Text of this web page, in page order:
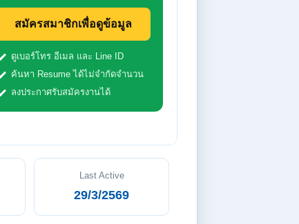
สมัครสมาชิกเพื่อดูข้อมูล
ดูเบอร์โทร อีเมล และ Line ID
ค้นหา Resume ได้ไม่จำกัดจำนวน
ลงประกาศรับสมัครงานได้
Last Active
29/3/2569